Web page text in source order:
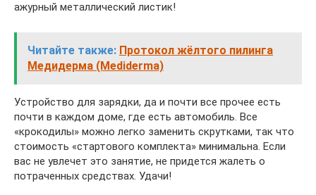
ажурный металлический листик!
Читайте также: Протокол жёлтого пилинга
Медидерма (Mediderma)
Устройство для зарядки, да и почти все прочее есть
почти в каждом доме, где есть автомобиль. Все
«крокодилы» можно легко заменить скрутками, так что
стоимость «стартового комплекта» минимальна. Если
вас не увлечет это занятие, не придется жалеть о
потраченных средствах. Удачи!